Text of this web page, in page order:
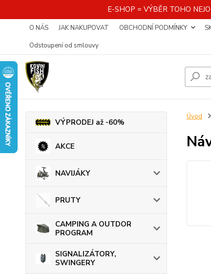
E-SHOP = VÝBĚR TOHO
O NÁS JAK NAKUPOVAT OBCHODNÍ PODMÍNKY
Odstoupení od smlouvy
VÝPRODEJ až -60%
AKCE
NAVIJÁKY
PRUTY
CAMPING A OUTDOR
PROGRAM
SIGNALIZÁTORY,
SWINGERY
Úvod